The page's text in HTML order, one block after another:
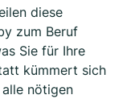
diese
zum Beruf
Sie für Ihre
kümmert sich
nötigen